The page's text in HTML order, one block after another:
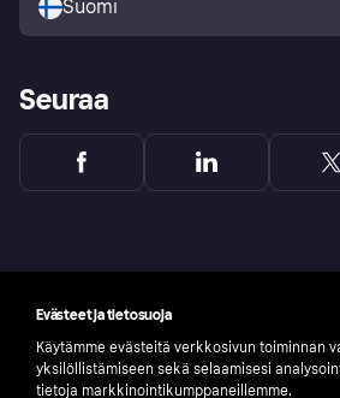
Suomi
Seuraa
Evästeet ja tietosuoja
Käytämme evästeitä verkkosivun toiminnan
yksilöllistämiseen sekä selaamisesi
tietoja markkinointikumppaneillemme.